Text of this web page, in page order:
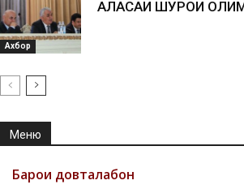
Ахбор
АЛАСАИ ШУРОИ
Меню
Барои довталабон